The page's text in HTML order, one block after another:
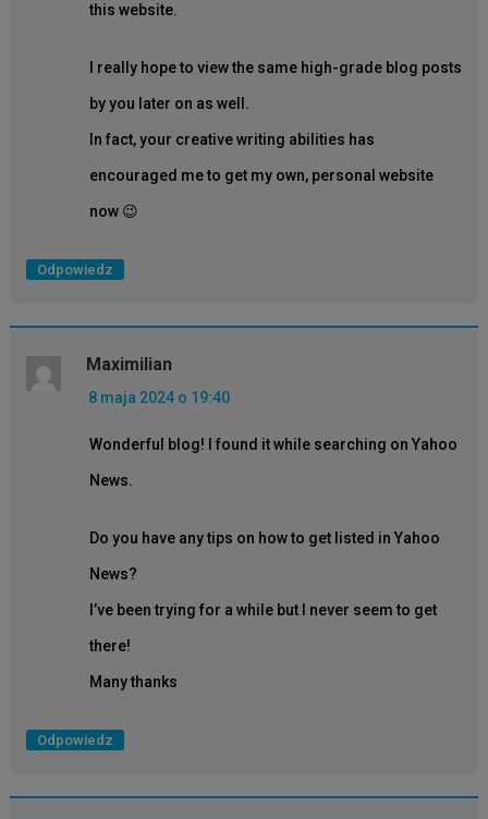
this website.
I really hope to view the same high-grade blog posts
by you later on as well.
In fact, your creative writing abilities has
encouraged me to get my own, personal website
now 😉
Odpowiedz
Maximilian
8 maja 2024 o 19:40
Wonderful blog! I found it while searching on Yahoo
News.
Do you have any tips on how to get listed in Yahoo
News?
I’ve been trying for a while but I never seem to get
there!
Many thanks
Odpowiedz